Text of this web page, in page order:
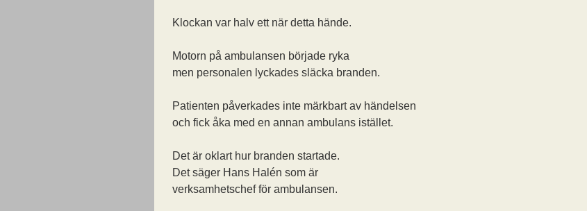
Klockan var halv ett när detta hände.
Motorn på ambulansen började ryka
men personalen lyckades släcka branden.
Patienten påverkades inte märkbart av händelsen
och fick åka med en annan ambulans istället.
Det är oklart hur branden startade.
Det säger Hans Halén som är
verksamhetschef för ambulansen.